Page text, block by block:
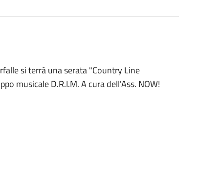
si terrà una serata "Country Line
musicale D.R.I.M. A cura dell'Ass. NOW!